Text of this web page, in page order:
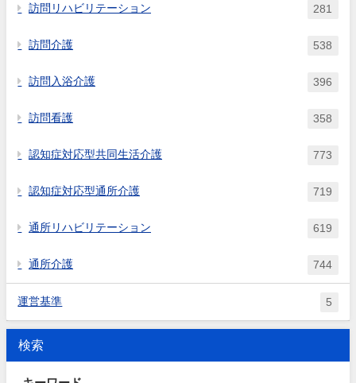
訪問リハビリテーション 281
訪問介護 538
訪問入浴介護 396
訪問看護 358
認知症対応型共同生活介護 773
認知症対応型通所介護 719
通所リハビリテーション 619
通所介護 744
運営基準 5
検索